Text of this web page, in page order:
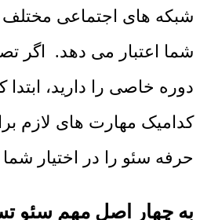
شبکه های اجتماعی مختلف
شما اعتبار می دهد. اگر
دوره خاصی را دارید،
کدامیک مهارت های لازم
حرفه سئو را در اختیار
به چهار اصل مهم سئو